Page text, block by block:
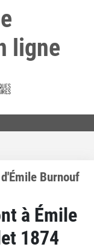
ligne
Burnouf
à Émile
1874